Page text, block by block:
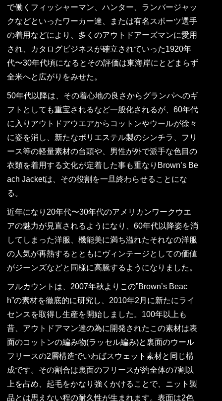
で働くフィッシャーマン、ハンター、ランバージャッ
クなどといったワーカー達、または有名スポーツ選手
の着用などにより、多くのアウトドアーズマンに愛用
され、カタログビジネスが確立されていった1920年
代〜30年代頃になるとその評価は東海岸にとどまらず
全米へと広がりをみせた。
50年代以降は、その着心地の良さからグランパへのギ
フトとしても重宝されるなど一般化されるが、60年代
に入りアウトドアウエアからコットンやウールが徐々
に姿を消し、新たなポリエステル製のシンチラ、フリ
ース等の軽量素材の台頭や、男性が外で派手な色目の
衣類を着用する文化が定着した事も重なりBrown’s Be
ach Jacketは、その役割を一旦終わらせることにな
る。
近年になり20年代〜30年代のアメリカンワークウエ
アの魅力が見直されるようになり、60年代以降姿を消
してしまった洋服、機能美に満ち溢れたそれなの洋服
の人気が再熱するとともにヴィンテージとしての価値
がジーンズなどと同様に高騰するようになりました。
フルカウントは、2007年秋よりこの”Brown’s Beac
h”の素材を徹底的に研究し、2010年2月に新たにライ
センスを取得し生産を開始しました。100年以上も
昔、アウトドアマン達の為に開発されたこの素材は表
面のコットンの編み物(ラッセル編み)と裏面のウール
フリースの2層構造でいわばスウェット素材と同じ構
成です。その割合は裏面のフリースが約全体の7割以
上を占め、起毛をかなり強くかけることで、ニット製
品とは思えない程の耐久性が生まれます。表面は2色